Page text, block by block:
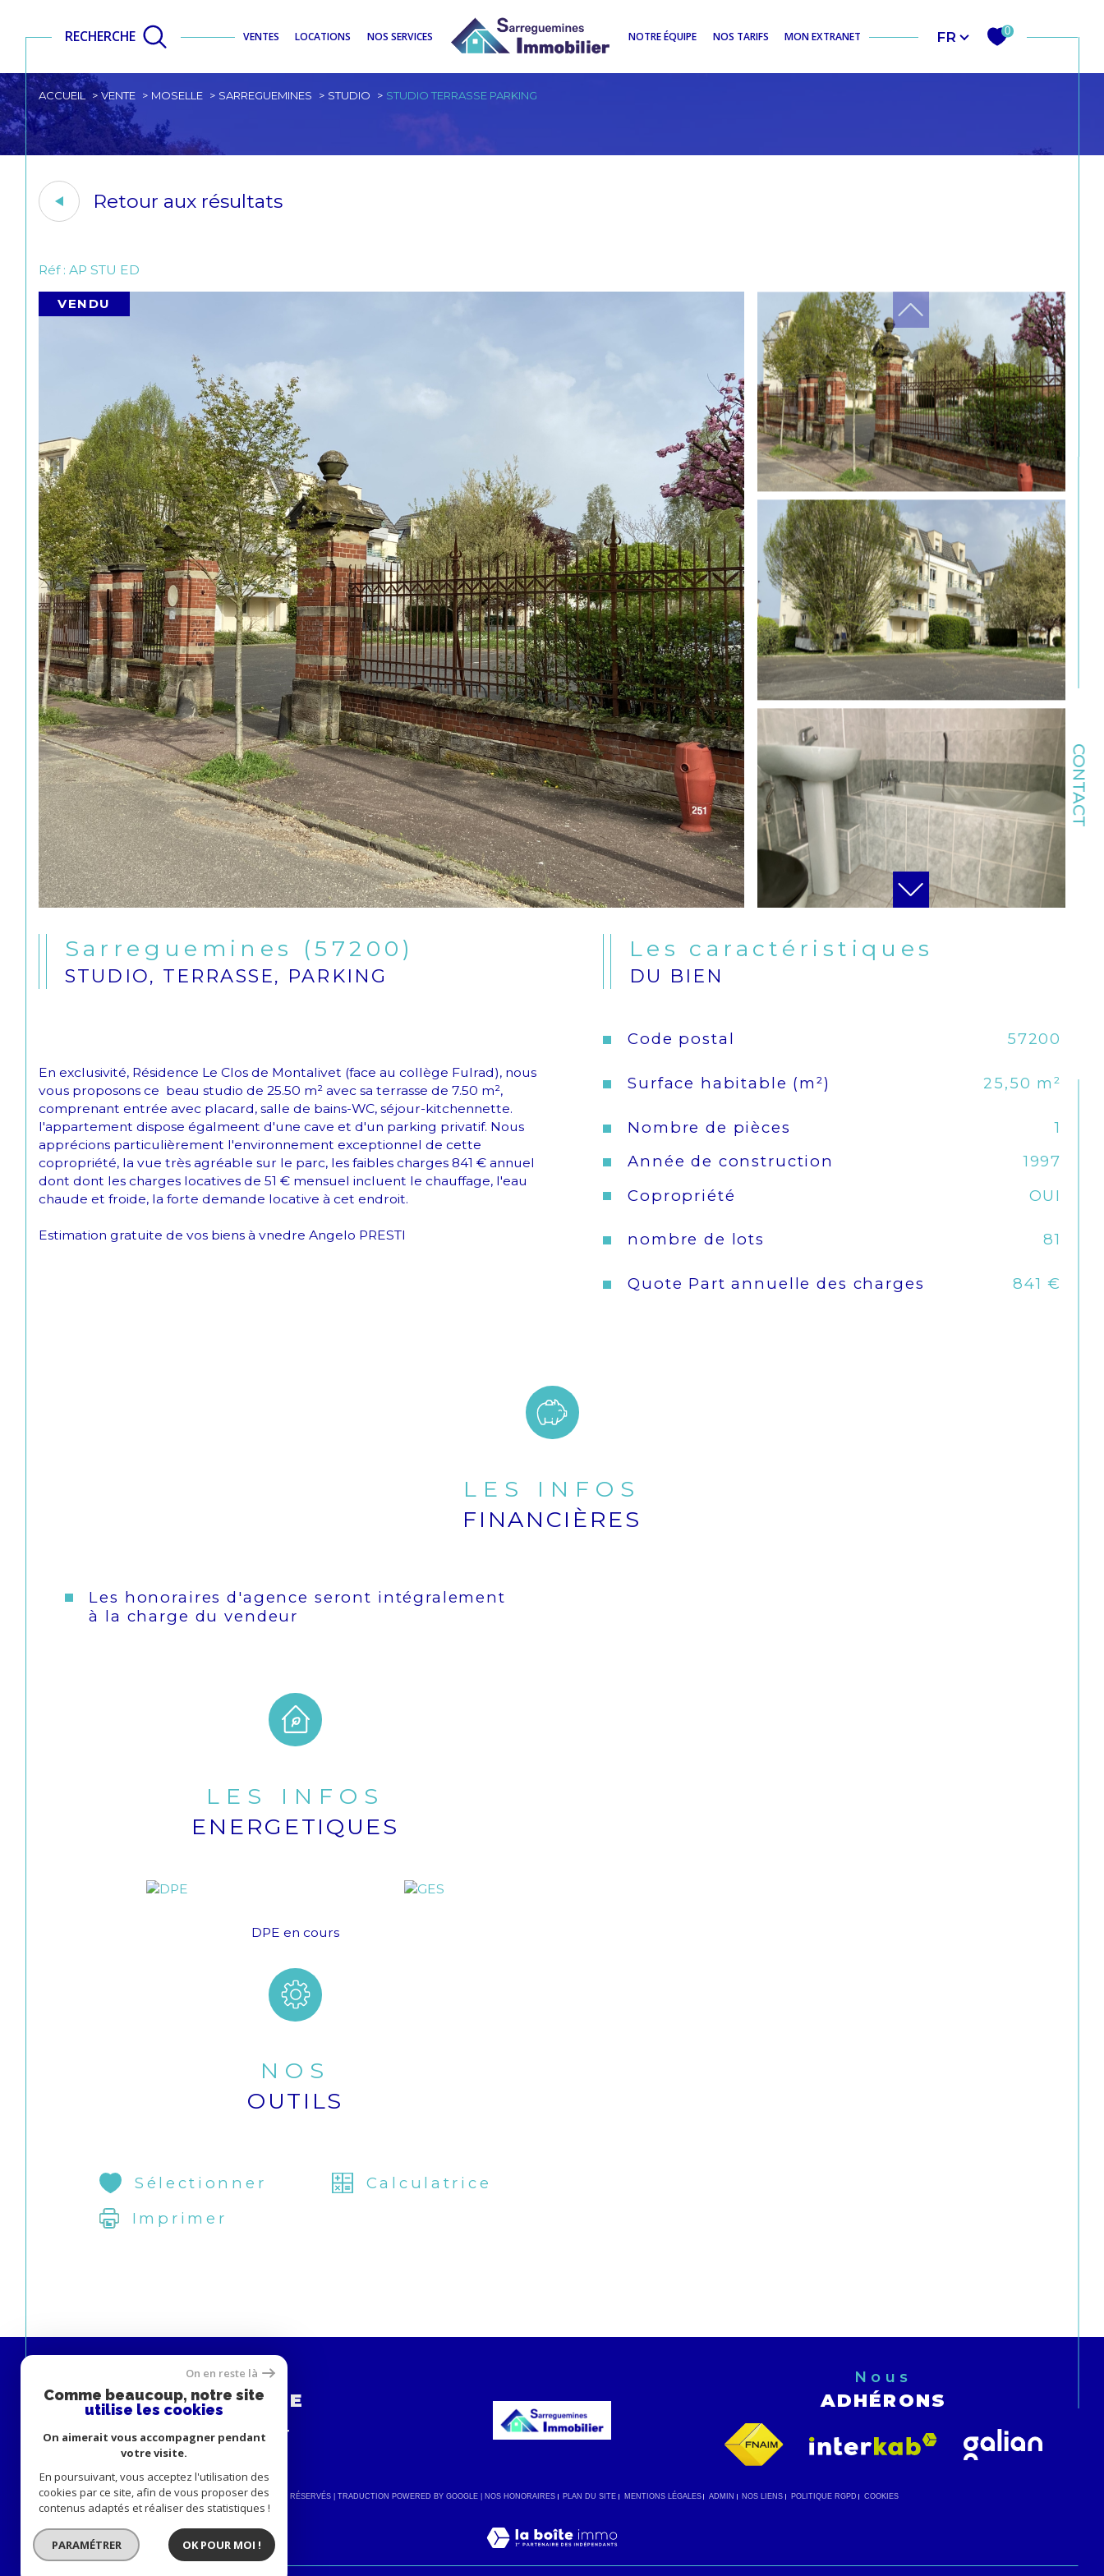
VENTES LOCATIONS NOS SERVICES NOTRE ÉQUIPE NOS TARIFS MON EXTRANET
RECHERCHE Langue
FR 0
CONTACT
ACCUEIL VENTE MOSELLE SARREGUEMINES STUDIO STUDIO TERRASSE PARKING
Retour aux résultats
Réf : AP STU ED
VENDU
Sarreguemines (57200)
STUDIO, TERRASSE, PARKING
En exclusivité, Résidence Le Clos de Montalivet (face au collège Fulrad), nous
vous proposons ce  beau studio de 25.50 m² avec sa terrasse de 7.50 m²,
comprenant entrée avec placard, salle de bains-WC, séjour-kitchennette.
l'appartement dispose égalmeent d'une cave et d'un parking privatif. Nous
apprécions particulièrement l'environnement exceptionnel de cette
copropriété, la vue très agréable sur le parc, les faibles charges 841 € annuel
dont dont les charges locatives de 51 € mensuel incluent le chauffage, l'eau
chaude et froide, la forte demande locative à cet endroit.
Estimation gratuite de vos biens à vnedre Angelo PRESTI
Les caractéristiques
DU BIEN
Code postal 57200
Surface habitable (m²) 25,50 m²
Nombre de pièces
1
Année de construction
1997
Copropriété
OUI
nombre de lots 81
Quote Part annuelle des charges 841 €
LES INFOS
FINANCIÈRES
Les honoraires d'agence seront intégralement
à la charge du vendeur
LES INFOS
ENERGETIQUES
DPE en cours
NOS
OUTILS
Sélectionner
Calculatrice
Imprimer
Espace
PROPRIÉTAIRE
Se connecter
Nous
ADHÉRONS
© 2026 | TOUS DROITS RÉSERVÉS | TRADUCTION POWERED BY GOOGLE | NOS HONORAIRES PLAN DU SITE MENTIONS LÉGALES ADMIN NOS LIENS POLITIQUE RGPD COOKIES
On en reste là
Comme beaucoup, notre site
utilise les cookies
On aimerait vous accompagner pendant
votre visite.
En poursuivant, vous acceptez l'utilisation des
cookies par ce site, afin de vous proposer des
contenus adaptés et réaliser des statistiques !
PARAMÉTRER OK POUR MOI !